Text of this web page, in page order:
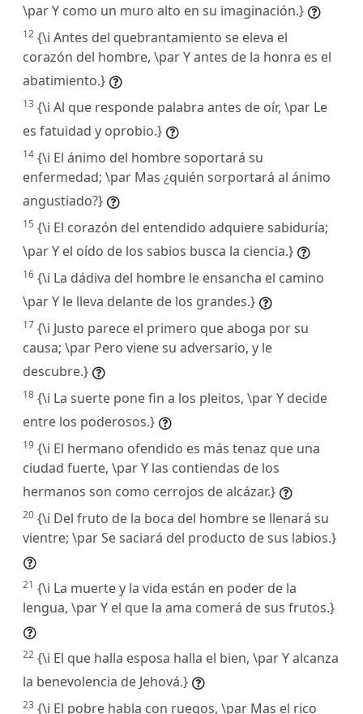
\par Y como un muro alto en su imaginación.}
12 {\i Antes del quebrantamiento se eleva el
corazón del hombre, \par Y antes de la honra es el
abatimiento.}
13 {\i Al que responde palabra antes de oír, \par Le
es fatuidad y oprobio.}
14 {\i El ánimo del hombre soportará su
enfermedad; \par Mas ¿quién sorportará al ánimo
angustiado?}
15 {\i El corazón del entendido adquiere sabiduría;
\par Y el oído de los sabios busca la ciencia.}
16 {\i La dádiva del hombre le ensancha el camino
\par Y le lleva delante de los grandes.}
17 {\i Justo parece el primero que aboga por su
causa; \par Pero viene su adversario, y le
descubre.}
18 {\i La suerte pone fin a los pleitos, \par Y decide
entre los poderosos.}
19 {\i El hermano ofendido es más tenaz que una
ciudad fuerte, \par Y las contiendas de los
hermanos son como cerrojos de alcázar.}
20 {\i Del fruto de la boca del hombre se llenará su
vientre; \par Se saciará del producto de sus labios.}
21 {\i La muerte y la vida están en poder de la
lengua, \par Y el que la ama comerá de sus frutos.}
22 {\i El que halla esposa halla el bien, \par Y alcanza
la benevolencia de Jehová.}
23 {\i El pobre habla con ruegos, \par Mas el rico